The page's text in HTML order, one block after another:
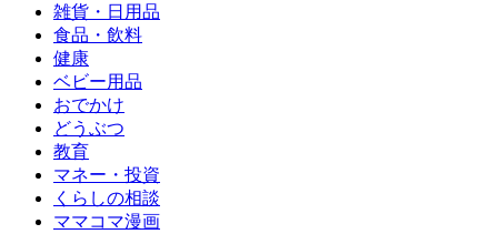
雑貨・日用品
食品・飲料
健康
ベビー用品
おでかけ
どうぶつ
教育
マネー・投資
くらしの相談
ママコマ漫画